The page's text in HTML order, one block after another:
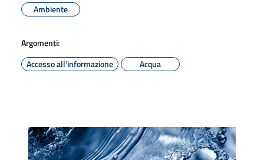
Ambiente
Argomenti:
Accesso all'informazione
Acqua